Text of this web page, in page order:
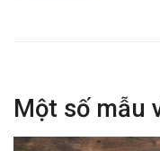
Một số mẫu